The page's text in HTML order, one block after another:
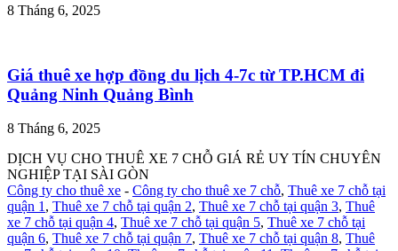
8 Tháng 6, 2025
Giá thuê xe hợp đồng du lịch 4-7c từ TP.HCM đi
Quảng Ninh Quảng Bình
8 Tháng 6, 2025
DỊCH VỤ CHO THUÊ XE 7 CHỖ GIÁ RẺ UY TÍN CHUYÊN
NGHIỆP TẠI SÀI GÒN
Công ty cho thuê xe - Công ty cho thuê xe 7 chỗ, Thuê xe 7 chỗ tại
quận 1 , Thuê xe 7 chỗ tại quận 2, Thuê xe 7 chỗ tại quận 3, Thuê
xe 7 chỗ tại quận 4, Thuê xe 7 chỗ tại quận 5, Thuê xe 7 chỗ tại
quận 6, Thuê xe 7 chỗ tại quận 7, Thuê xe 7 chỗ tại quận 8, Thuê